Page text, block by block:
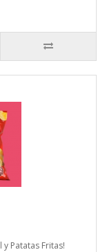
y Patatas Fritas!